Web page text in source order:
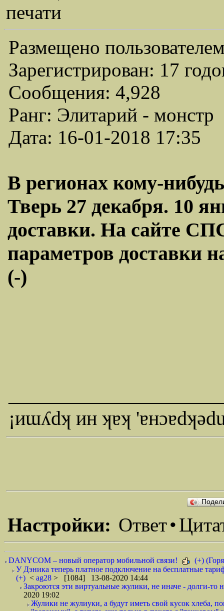
печати
Размещено
Зарегистрирован: 17
Сообщения: 4,928
Ранг: Элитарий - монстр
Дата: 16-01-2018 17:35
В регионах кому-
Тверь 27 декабря. 10
доставки. На сайте
параметров доставки
(-)
¡иɯʎdʞ ин ʞɐʞ
Настройки: Ответ•
DANYCOM – новый оператор мобильной связи!
(+)
У Дэника теперь платное подключение на бесплатные
(+) < ag28 > [1084] 13-08-2020 14:44
Закроются эти виртуальные жулики, не иначе - долги-то
2020 19:02
Жулики не жулиуки, а будут иметь свой кусок хлеба,